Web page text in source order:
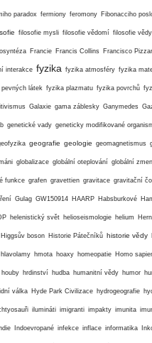
paradox fermiony feromony Fibonacciho
filosofie mysli filosofie vědomí filosofie vědy
Francie Francis Collins Francisco
interakce fyzika fyzika atmosféry fyzika
látek fyzika plazmatu fyzika povrchů
Galaxie gama záblesky Ganymedes
genetické vady geneticky modifikované
geografie geologie geomagnetismus
globalizace globální oteplování globální
funkce grafen gravettien gravitace gravitační
Gulag GW150914 HAARP Habsburkové
helenistický svět helioseismologie helium
Higgsův boson Historie Pátečníků historie vědy
hlavolamy hmota hoaxy homeopatie Homo
houby hrdinství hudba humanitní vědy humor
válka Hyde Park Civilizace hydrogeografie
ilumináti imigranti impakty imunita
Indoevropané infekce inflace informatika